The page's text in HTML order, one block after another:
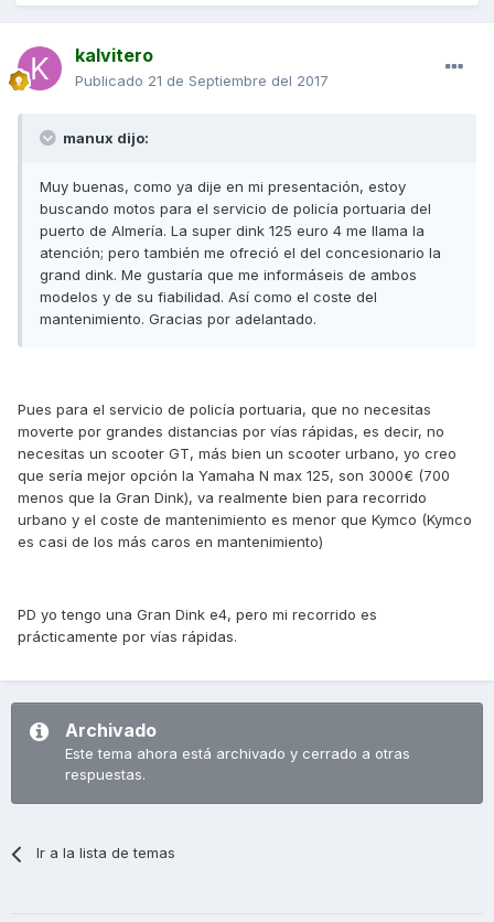
kalvitero
Publicado 21 de Septiembre del 2017
manux dijo:
Muy buenas, como ya dije en mi presentación, estoy
buscando motos para el servicio de policía portuaria del
puerto de Almería. La super dink 125 euro 4 me llama la
atención; pero también me ofreció el del concesionario la
grand dink. Me gustaría que me informáseis de ambos
modelos y de su fiabilidad. Así como el coste del
mantenimiento. Gracias por adelantado.
Pues para el servicio de policía portuaria, que no necesitas
moverte por grandes distancias por vías rápidas, es decir, no
necesitas un scooter GT, más bien un scooter urbano, yo creo
que sería mejor opción la Yamaha N max 125, son 3000€ (700
menos que la Gran Dink), va realmente bien para recorrido
urbano y el coste de mantenimiento es menor que Kymco (Kymco
es casi de los más caros en mantenimiento)
PD yo tengo una Gran Dink e4, pero mi recorrido es
prácticamente por vías rápidas.
Archivado
Este tema ahora está archivado y cerrado a otras
respuestas.
Ir a la lista de temas